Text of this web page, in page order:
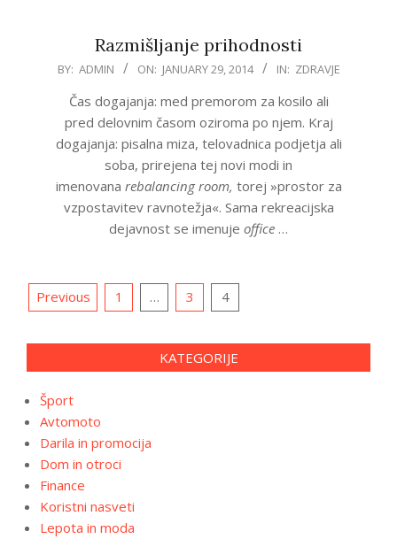
Razmišljanje prihodnosti
2014-
BY: ADMIN ON: JANUARY 29, 2014 IN: ZDRAVJE
Čas dogajanja: med premorom za kosilo ali
pred delovnim časom oziroma po njem. Kraj
dogajanja: pisalna miza, telovadnica podjetja ali
soba, prirejena tej novi modi in
imenovana rebalancing room, torej »prostor za
vzpostavitev ravnotežja«. Sama rekreacijska
dejavnost se imenuje office …
Posts
Previous 1 … 3 4
KATEGORIJE
Šport
Avtomoto
Darila in promocija
Dom in otroci
Finance
Koristni nasveti
Lepota in moda